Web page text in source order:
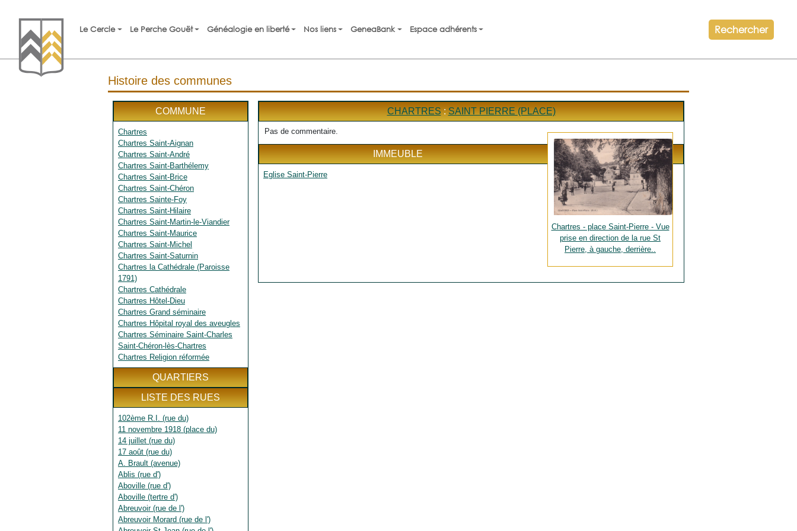
Le Cercle Le Perche Gouët Généalogie en liberté Nos liens GeneaBank Espace adhérents Rechercher
Histoire des communes
COMMUNE
Chartres
Chartres Saint-Aignan
Chartres Saint-André
Chartres Saint-Barthélemy
Chartres Saint-Brice
Chartres Saint-Chéron
Chartres Sainte-Foy
Chartres Saint-Hilaire
Chartres Saint-Martin-le-Viandier
Chartres Saint-Maurice
Chartres Saint-Michel
Chartres Saint-Saturnin
Chartres la Cathédrale (Paroisse
1791)
Chartres Cathédrale
Chartres Hôtel-Dieu
Chartres Grand séminaire
Chartres Hôpital royal des aveugles
Chartres Séminaire Saint-Charles
Saint-Chéron-lès-Chartres
Chartres Religion réformée
QUARTIERS
LISTE DES RUES
102ème R.I. (rue du)
11 novembre 1918 (place du)
14 juillet (rue du)
17 août (rue du)
A. Brault (avenue)
Ablis (rue d')
Aboville (rue d')
Aboville (tertre d')
Abreuvoir (rue de l')
Abreuvoir Morard (rue de l')
CHARTRES:SAINT PIERRE (PLACE)
Chartres - place Saint-Pierre - Vue
prise en direction de la rue St
Pierre, à gauche, derrière..
Pas de commentaire.
IMMEUBLE
Eglise Saint-Pierre